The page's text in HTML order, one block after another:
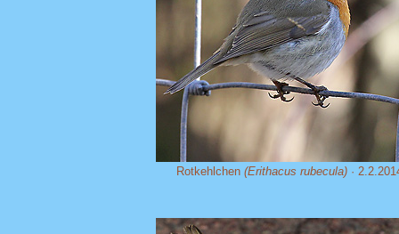
Rotkehlchen (Erithacus rubecula)·